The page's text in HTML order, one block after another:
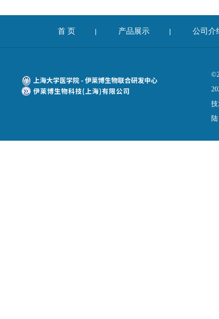
首 页 | 产品展示 | 公司介
陆